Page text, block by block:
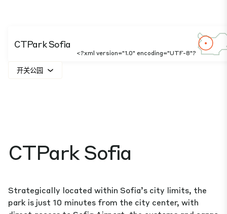
CTPark Sofia
<?xml version="1.0" encoding="UTF-8"?
开关公园
CTPark Sofia
Strategically located within Sofia’s city limits, the
park is just 10 minutes from the city center, with